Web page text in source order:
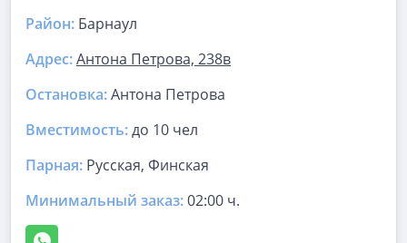
Район: Барнаул
Адрес:Антона Петрова, 238в
Остановка:Антона Петрова
Вместимость:до 10 чел
Парная: Русская, Финская
Минимальный заказ:02:00 ч.